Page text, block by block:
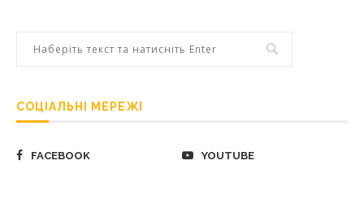
СОЦІАЛЬНІ МЕРЕЖІ
FACEBOOK YOUTUBE